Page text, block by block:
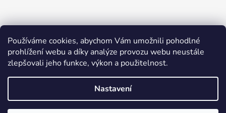
Používáme cookies, abychom Vám umožnili pohodlné
prohlížení webu a díky analýze provozu webu neustále
zlepšovali jeho funkce, výkon a použitelnost.
Nastavení